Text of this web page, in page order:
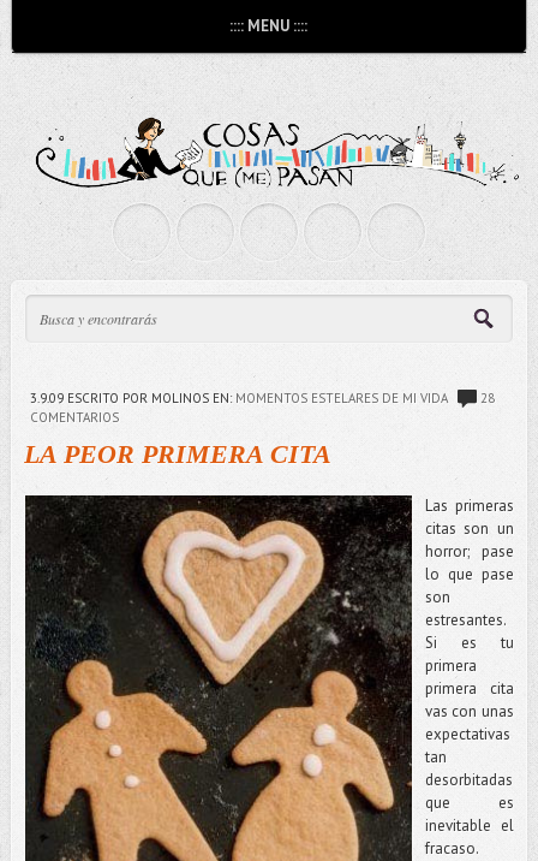
:::: MENU ::::
3.9.09ESCRITO POR MOLINOS EN: MOMENTOS ESTELARES DE MI VIDA
28
COMENTARIOS
LA PEOR PRIMERA CITA
Las primeras
citas son un
horror; pase
lo que pase
son
estresantes.
Si es tu
primera
primera cita
vas con unas
expectativas
tan
desorbitadas
que es
inevitable el
fracaso.